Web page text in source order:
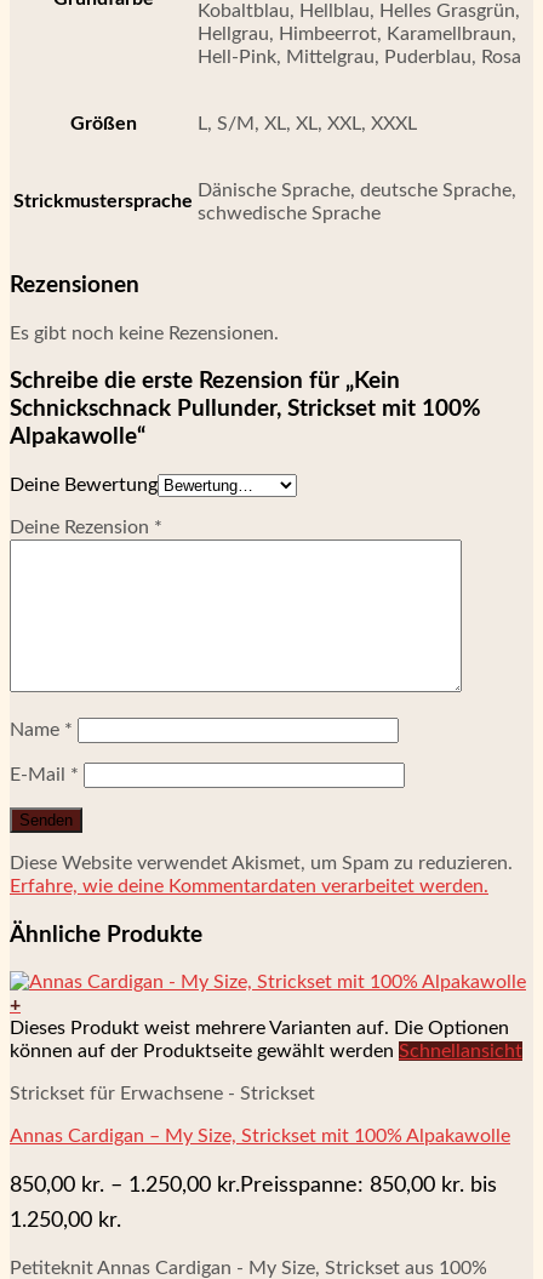
Kobaltblau, Hellblau, Helles Grasgrün,
Hellgrau, Himbeerrot, Karamellbraun,
Hell-Pink, Mittelgrau, Puderblau, Rosa
Größen L, S/M, XL, XL, XXL, XXXL
Strickmustersprache
Dänische Sprache, deutsche Sprache,
schwedische Sprache
Rezensionen
Es gibt noch keine Rezensionen.
Schreibe die erste Rezension für „Kein
Schnickschnack Pullunder, Strickset mit 100%
Alpakawolle“
Deine Bewertung
Deine Rezension *
Name *
E-Mail *
Diese Website verwendet Akismet, um Spam zu reduzieren.
Erfahre, wie deine Kommentardaten verarbeitet werden.
Ähnliche Produkte
+
Dieses Produkt weist mehrere Varianten auf. Die Optionen
können auf der Produktseite gewählt werden Schnellansicht
Strickset für Erwachsene - Strickset
Annas Cardigan – My Size, Strickset mit 100% Alpakawolle
850,00 kr. – 1.250,00 kr.Preisspanne: 850,00 kr. bis
1.250,00 kr.
Petiteknit Annas Cardigan - My Size, Strickset aus 100%